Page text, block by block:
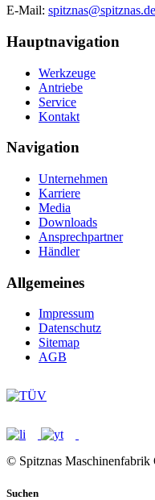
E-Mail: spitznas@spitznas.de
Hauptnavigation
Werkzeuge
Antriebe
Service
Kontakt
Navigation
Unternehmen
Karriere
Media
Downloads
Ansprechpartner
Händler
Allgemeines
Impressum
Datenschutz
Sitemap
AGB
© Spitznas Maschinenfabrik
Suchen